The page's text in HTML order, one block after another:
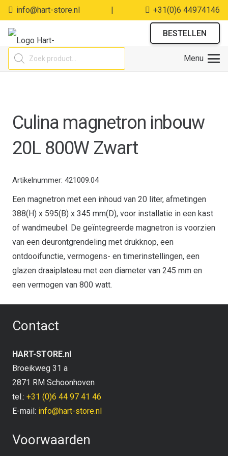
info@hart-store.nl | +31(0)6 44974146
BESTELLEN
Producten
zoeken
Menu
Culina magnetron inbouw
20L 800W Zwart
Artikelnummer: 421009.04
Een magnetron met een inhoud van 20 liter, afmetingen
388(H) x 595(B) x 345 mm(D), voor installatie in een kast
of wandmeubel. De geïntegreerde magnetron is voorzien
van een deurontgrendeling met drukknop, een
ontdooifunctie, vermogens- en timerinstellingen, een
glazen draaiplateau met een diameter van 245 mm en
een vermogen van 800 watt.
Contact
HART-STORE.nl
Broeikweg 31 a
2871 RM Schoonhoven
tel.: +31 (0)6 44 97 41 46
E-mail: info@hart-store.nl
Voorwaarden